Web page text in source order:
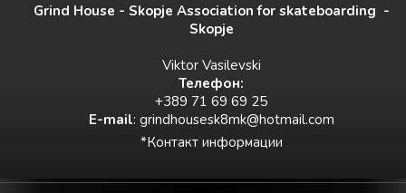
Grind House - Skopje Association for skateboarding -
Skopje
Viktor Vasilevski
Teлефон:
+389 71 69 69 25
E-mail: grindhousesk8mk@hotmail.com
*Контакт информации